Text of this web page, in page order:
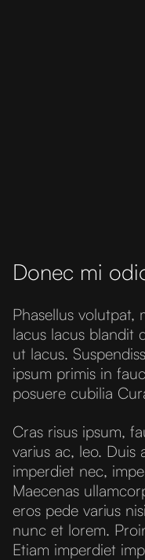
Donec mi
Phasellus volutpat,
lacus lacus blandit
ut lacus.
ipsum primis in
posuere cubilia
Cras risus ipsum,
varius ac, leo. Duis
imperdiet nec,
Maecenas
eros pede varius
nunc et lorem.
Etiam imperdiet